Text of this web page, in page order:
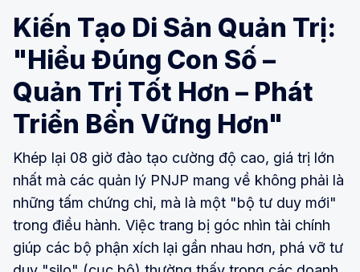
Kiến Tạo Di Sản Quản Trị:
"Hiểu Đúng Con Số –
Quản Trị Tốt Hơn – Phát
Triển Bền Vững Hơn"
Khép lại 08 giờ đào tạo cường độ cao, giá trị lớn
nhất mà các quản lý PNJP mang về không phải là
những tấm chứng chỉ, mà là một "bộ tư duy mới"
trong điều hành. Việc trang bị góc nhìn tài chính
giúp các bộ phận xích lại gần nhau hơn, phá vỡ tư